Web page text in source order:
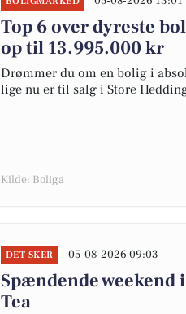
Top 6 over dyreste
op til 13.995.000 kr
Drømmer du om en bolig i
lige nu er til salg i Store
Kilde: Boliga
DET SKER 05-08-2026 09:03
Spændende weekend
Tea